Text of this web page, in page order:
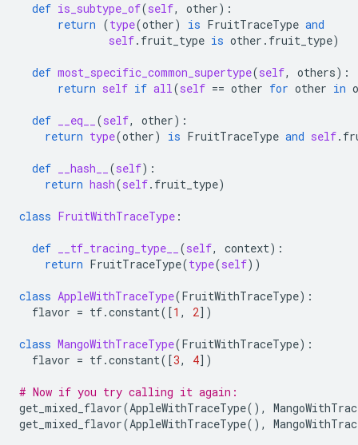
def is_subtype_of(self, other):
return (type(other) is FruitTraceType and
self. fruit_type is other . fruit_type)
def most_specific_common_supertype(self, others):
return self if all(self == other for other in
def __eq__ (self, other):
return type(other) is FruitTraceType and self.
def __hash__ (self):
return hash(self. fruit_type)
class FruitWithTraceType :
def __tf_tracing_type__ (self, context):
return FruitTraceType(type(self))
class AppleWithTraceType(FruitWithTraceType):
flavor = tf.constant([1 , 2])
class MangoWithTraceType(FruitWithTraceType):
flavor = tf.constant([3, 4])
# Now if you try calling it again:
get_mixed_flavor(AppleWithTraceType(),
get_mixed_flavor(AppleWithTraceType(),